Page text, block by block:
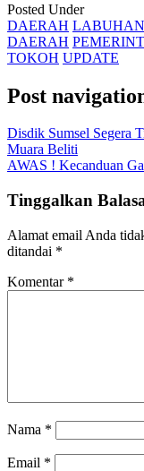
Posted Under
DAERAH
DAERAH
TOKOH UPDATE
Post
Disdik Sumsel Segera
Muara Beliti
AWAS ! Kecanduan
Tinggalkan
Alamat email Anda
ditandai *
Komentar *
Nama *
Email *